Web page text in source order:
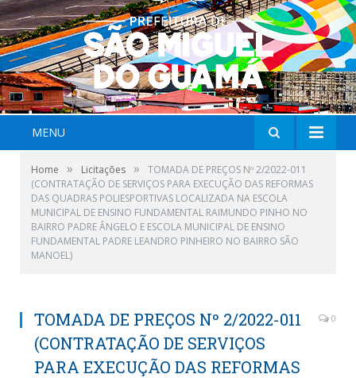
MENU
Home » Licitações »
TOMADA DE PREÇOS Nº 2/2022-011
(CONTRATAÇÃO DE SERVIÇOS PARA EXECUÇÃO DAS REFORMAS
DAS QUADRAS POLIESPORTIVAS LOCALIZADA NA ESCOLA
MUNICIPAL DE ENSINO FUNDAMENTAL RAIMUNDO PINHO NO
BAIRRO PADRE ÂNGELO E ESCOLA MUNICIPAL DE ENSINO
FUNDAMENTAL PADRE LEANDRO PINHEIRO NO BAIRRO SÃO
MANOEL)
TOMADA DE PREÇOS Nº 2/2022-011
(CONTRATAÇÃO DE SERVIÇOS
PARA EXECUÇÃO DAS REFORMAS
0